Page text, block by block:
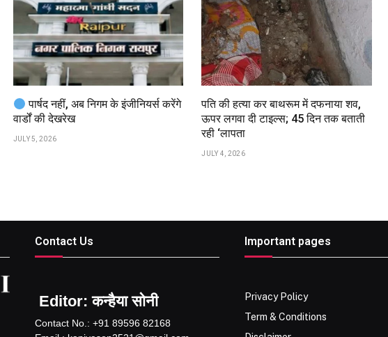
पार्षद नहीं, अब निगम के इंजीनियर्स करेंगे
वार्डों की देखरेख
JULY 5, 2026
पति की हत्या कर बाथरूम में दफनाया शव,
ऊपर लगवा दी टाइल्स; 45 दिन तक बताती
रही ‘लापता
JULY 4, 2026
Contact Us
Editor: कन्हैया सोनी
Contact No.: +91 89596 82168
Important pages
Privacy Policy
Term & Conditions